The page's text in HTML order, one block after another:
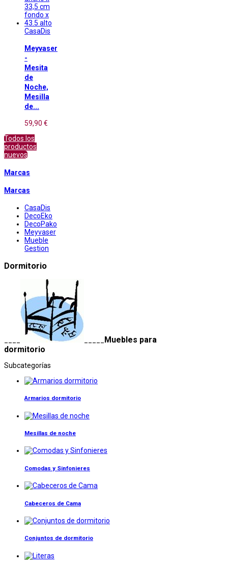
CasaDis
Meyvaser
-
Mesita
de
Noche,
Mesilla
de...
59,90 €
Todos los
productos
nuevos
Marcas
Marcas
CasaDis
DecoEko
DecoPako
Meyvaser
Mueble
Gestion
Dormitorio
Muebles para
dormitorio
Subcategorías
Armarios dormitorio
Mesillas de noche
Comodas y Sinfonieres
Cabeceros de Cama
Conjuntos de dormitorio